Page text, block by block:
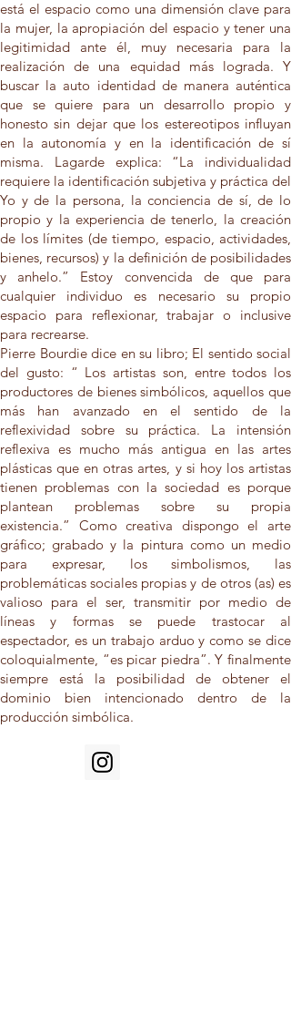
está el espacio como una dimensión clave para
la mujer, la apropiación del espacio y tener una
legitimidad ante él, muy necesaria para la
realización de una equidad más lograda. Y
buscar la auto identidad de manera auténtica
que se quiere para un desarrollo propio y
honesto sin dejar que los estereotipos influyan
en la autonomía y en la identificación de sí
misma. Lagarde explica: “La individualidad
requiere la identificación subjetiva y práctica del
Yo y de la persona, la conciencia de sí, de lo
propio y la experiencia de tenerlo, la creación
de los límites (de tiempo, espacio, actividades,
bienes, recursos) y la definición de posibilidades
y anhelo.” Estoy convencida de que para
cualquier individuo es necesario su propio
espacio para reflexionar, trabajar o inclusive
para recrearse.
Pierre Bourdie dice en su libro; El sentido social
del gusto: “ Los artistas son, entre todos los
productores de bienes simbólicos, aquellos que
más han avanzado en el sentido de la
reflexividad sobre su práctica. La intensión
reflexiva es mucho más antigua en las artes
plásticas que en otras artes, y si hoy los artistas
tienen problemas con la sociedad es porque
plantean problemas sobre su propia
existencia.” Como creativa dispongo el arte
gráfico; grabado y la pintura como un medio
para expresar, los simbolismos, las
problemáticas sociales propias y de otros (as) es
valioso para el ser, transmitir por medio de
líneas y formas se puede trastocar al
espectador, es un trabajo arduo y como se dice
coloquialmente, “es picar piedra”. Y finalmente
siempre está la posibilidad de obtener el
dominio bien intencionado dentro de la
producción simbólica.